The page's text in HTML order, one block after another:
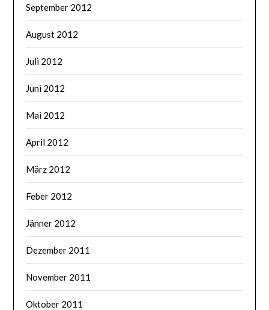
September 2012
August 2012
Juli 2012
Juni 2012
Mai 2012
April 2012
März 2012
Feber 2012
Jänner 2012
Dezember 2011
November 2011
Oktober 2011